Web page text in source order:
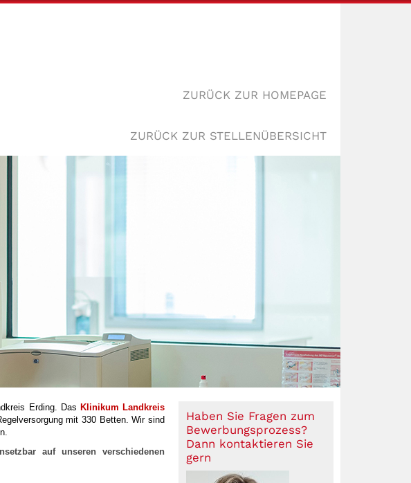
ZURÜCK ZUR HOMEPAGE
ZURÜCK ZUR STELLENÜBERSICHT
Haben Sie Fragen zum
Bewerbungsprozess?
Dann kontaktieren Sie
gern
Erding. Das Klinikum Landkreis
mit 330 Betten. Wir sind
auf unseren verschiedenen